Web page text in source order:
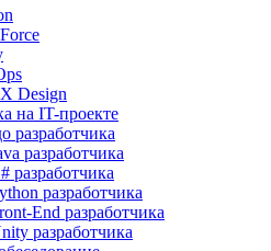
Design
на IT-проекте
разработчика
разработчика
разработчика
разработчика
End разработчика
разработчика